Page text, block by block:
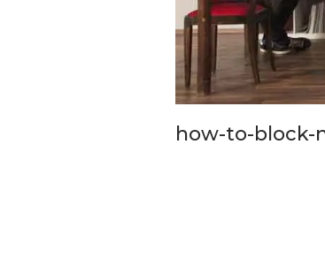
how-to-block-
Bupati